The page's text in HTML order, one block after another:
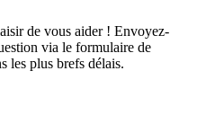
de vous aider ! Envoyez-
via le formulaire de
les plus brefs délais.